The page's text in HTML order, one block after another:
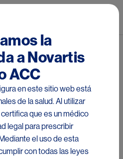
Pasar al contenido principal
a médicos con matrícula
de Centro América y el
que acceden a la
Tobramicina
en el material y/o link
el país respectivo
la
a Novartis
ACC
en este sitio web está
de la salud. Al utilizar
que es un médico
legal para prescribir
el uso de esta
con todas las leyes